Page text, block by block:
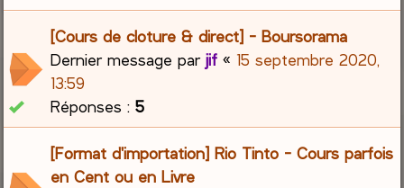
[Cours de cloture & direct] - Boursorama
Dernier message parjif « 15 septembre 2020,
13:59
Réponses :5
[Format d'importation] Rio Tinto - Cours parfois
en Cent ou en Livre